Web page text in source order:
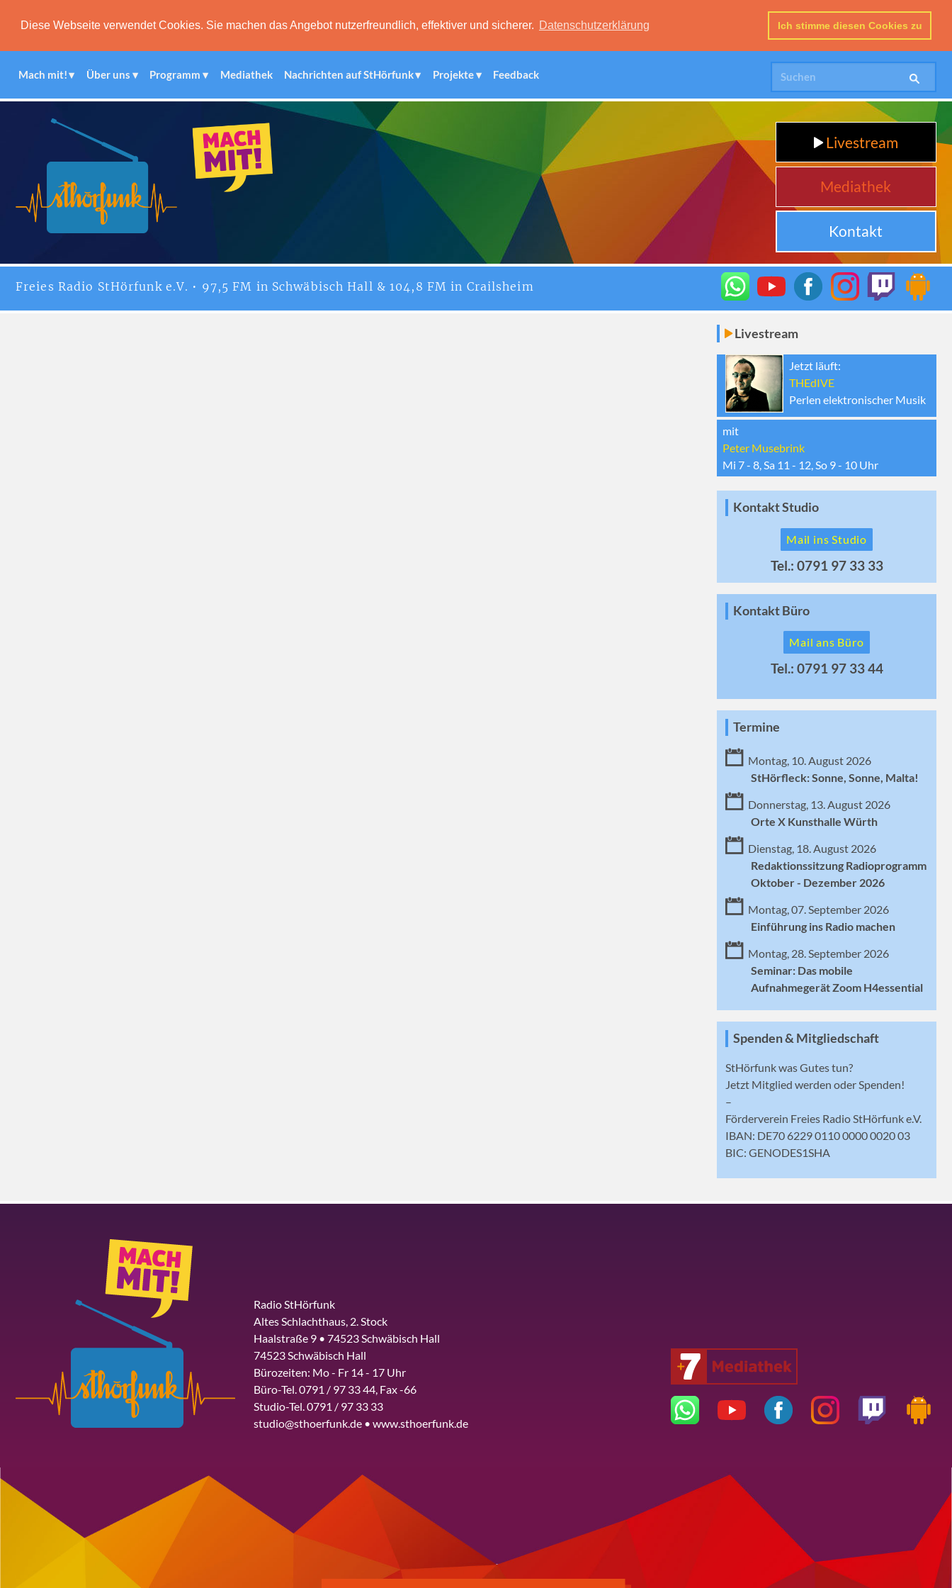
Diese Webseite verwendet Cookies. Sie machen das Angebot nutzerfreundlich, effektiver und sicherer. Datenschutzerklärung Ich stimme diesen Cookies zu
Mach mit! Über uns Programm Mediathek Nachrichten auf StHörfunk Projekte Feedback
Livestream
Mediathek
Kontakt
Freies Radio StHörfunke.V. • 97,5 FM in Schwäbisch Hall & 104,8 FM in Crailsheim
Livestream
Jetzt läuft:
THEdIVE
Perlen elektronischer Musik
mit
Peter Musebrink
Mi 7 - 8, Sa 11 - 12, So 9 - 10 Uhr
Kontakt Studio
Mail ins Studio
Tel.: 0791 97 33 33
Kontakt Büro
Mail ans Büro
Tel.: 0791 97 33 44
Termine
Montag, 10. August 2026
StHörfleck: Sonne, Sonne, Malta!
Donnerstag, 13. August 2026
Orte X Kunsthalle Würth
Dienstag, 18. August 2026
Redaktionssitzung Radioprogramm
Oktober - Dezember 2026
Montag, 07. September 2026
Einführung ins Radio machen
Montag, 28. September 2026
Seminar: Das mobile
Aufnahmegerät Zoom H4essential
Spenden & Mitgliedschaft
StHörfunk was Gutes tun?
Jetzt Mitglied werden oder Spenden!
–
Förderverein Freies Radio StHörfunk e.V.
IBAN: DE70 6229 0110 0000 0020 03
BIC: GENODES1SHA
Radio StHörfunk
Altes Schlachthaus, 2. Stock
Haalstraße 9 • 74523 Schwäbisch Hall
74523 Schwäbisch Hall
Bürozeiten: Mo - Fr 14 - 17 Uhr
Büro-Tel. 0791 / 97 33 44, Fax -66
Studio-Tel. 0791 / 97 33 33
studio@sthoerfunk.de • www.sthoerfunk.de